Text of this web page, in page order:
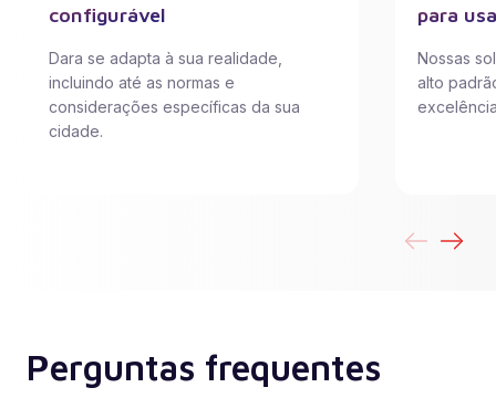
configurável
Dara se adapta à sua realidade,
incluindo até as normas e
considerações específicas da sua
cidade.
para
Nossas
alto
Perguntas frequentes